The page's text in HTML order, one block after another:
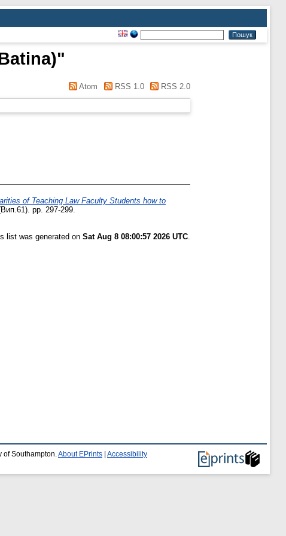
"
Atom RSS 1.0 RSS 2.0
of Teaching Law Faculty Students how to
pp. 297-299.
list was generated on Sat Aug 8 08:00:57 2026 UTC.
of Southampton. About EPrints Accessibility